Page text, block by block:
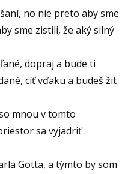
no nie preto aby sme
sme zistili, že aký silný
dopraj a bude ti
cíť vďaku a budeš žit
mnou v tomto
sa vyjadriť .
Gotta, a týmto by som